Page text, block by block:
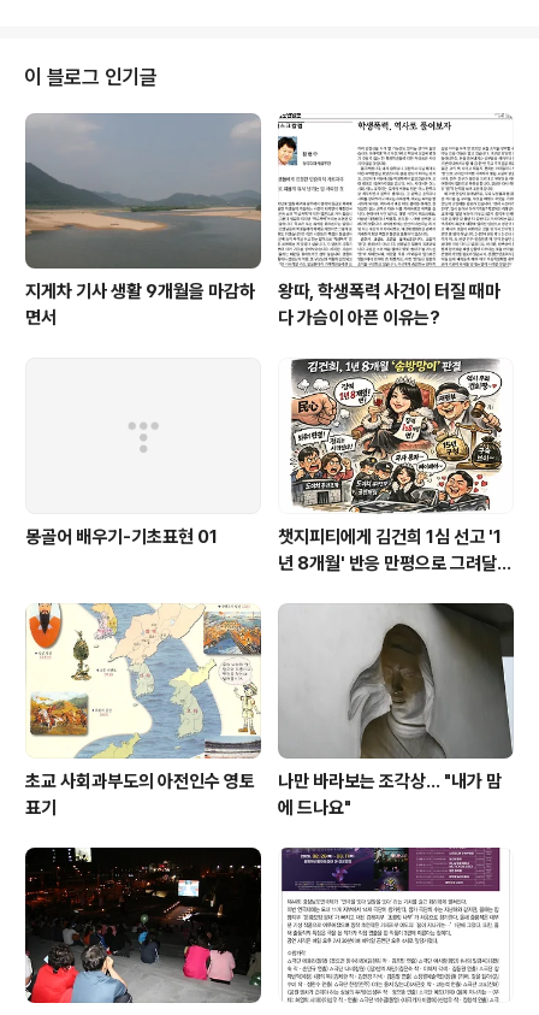
이 블로그 인기글
지게차 기사 생활 9개월을 마감하
면서
왕따, 학생폭력 사건이 터질 때마
다 가슴이 아픈 이유는?
몽골어 배우기-기초표현 01
챗지피티에게 김건희 1심 선고 '1
년 8개월' 반응 만평으로 그려달랬
초교 사회과부도의 아전인수 영토
표기
나만 바라보는 조각상... "내가 맘
에 드나요"